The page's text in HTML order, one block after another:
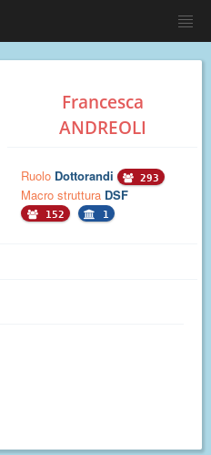
Francesca
ANDREOLI
Ruolo Dottorandi 293
Macro struttura DSF
152 1